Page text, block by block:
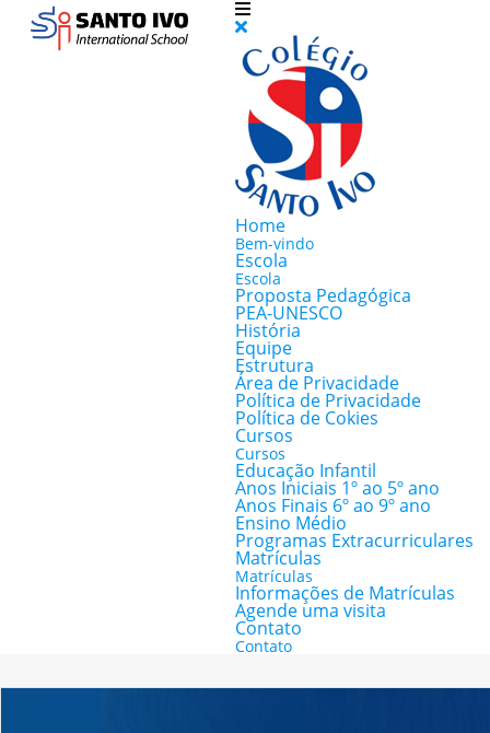
Home
Bem-vindo
Escola
Escola
Proposta Pedagógica
PEA-UNESCO
História
Equipe
Estrutura
Área de Privacidade
Política de Privacidade
Política de Cokies
Cursos
Cursos
Educação Infantil
Anos Iniciais 1º ao 5º ano
Anos Finais 6º ao 9º ano
Ensino Médio
Programas Extracurriculares
Matrículas
Matrículas
Informações de Matrículas
Agende uma visita
Contato
Contato